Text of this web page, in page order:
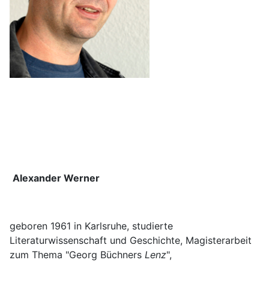
Alexander Werner
geboren 1961 in Karlsruhe, studierte
Literaturwissenschaft und Geschichte, Magisterarbeit
zum Thema "Georg Büchners Lenz",